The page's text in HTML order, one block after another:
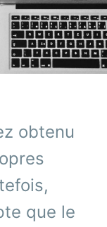
obtenu
que le